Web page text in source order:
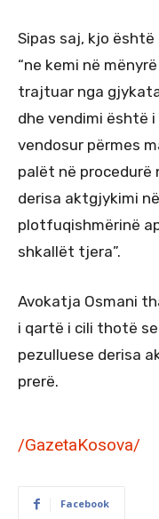
Sipas saj, kjo është
“ne kemi në
trajtuar nga
dhe vendimi është
vendosur përmes
palët në procedurë
derisa aktgjykimi
plotfuqishmërinë
shkallët tjera”.
Avokatja Osmani
i qartë i cili thotë
pezulluese derisa
prerë.
/GazetaKosova/
Facebook